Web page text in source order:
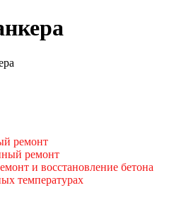
ремонт
ремонт
и восстановление бетона
температурах